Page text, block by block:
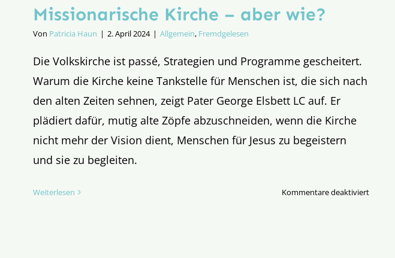
Missionarische Kirche – aber wie?
Von Patricia Haun | 2. April 2024 | Allgemein, Fremdgelesen
Die Volkskirche ist passé, Strategien und Programme gescheitert.
Warum die Kirche keine Tankstelle für Menschen ist, die sich nach
den alten Zeiten sehnen, zeigt Pater George Elsbett LC auf. Er
plädiert dafür, mutig alte Zöpfe abzuschneiden, wenn die Kirche
nicht mehr der Vision dient, Menschen für Jesus zu begeistern
und sie zu begleiten.
Weiterlesen Kommentare deaktiviertfür